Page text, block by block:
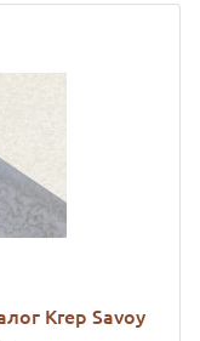
Krep Savoy